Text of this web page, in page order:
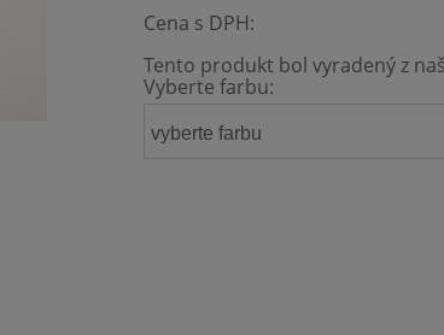
Cena s DPH:
Tento produkt bol vyradený z
Vyberte farbu:
vyberte farbu